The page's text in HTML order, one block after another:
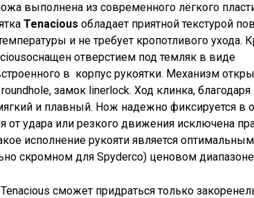
выполнена из современного лёгкого
Tenacious обладает приятной текстурой
и не требует кропотливого ухода.
отверстием под темляк в виде
в корпус рукоятки. Механизм
замок linerlock. Ход клинка, благодаря
и плавный. Нож надежно фиксируется в
от удара или резкого движения исключена
исполнение рукояти является оптимальным
скромном для Spyderco) ценовом
сможет придраться только